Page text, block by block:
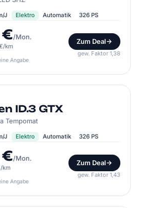
J Elektro Automatik 326 PS
/Mon.
km
Zum Deal
gew. Faktor 1,38
Angabe
ID.3 GTX
Tempomat
J Elektro Automatik 326 PS
/Mon.
km
Zum Deal
gew. Faktor 1,43
Angabe